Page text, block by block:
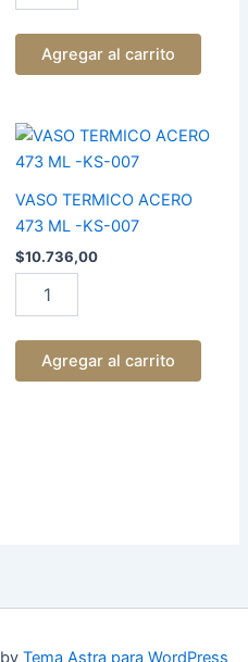
Agregar al carrito
VASO TERMICO ACERO
473 ML -KS-007
$10.736,00
VASO
TERMICO
473
ML
KS-
cantidad
Agregar al carrito
Tema Astra para WordPress